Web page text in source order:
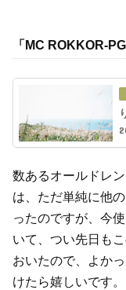
「MC ROKKOR-
数あるオールドレ
は、ただ単純に他
ったのですが、今
いて、つい先日も
おいたので、よか
けたら嬉しいです。